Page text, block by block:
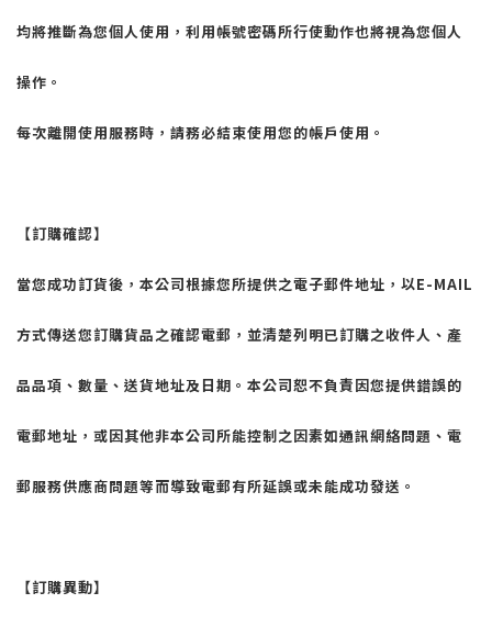
均將推斷為您個人使用，利用帳號密碼所行使動作也將視為您個人
操作。
每次離開使用服務時，請務必結束使用您的帳戶使用。
【訂購確認】
當您成功訂貨後，本公司根據您所提供之電子郵件地址，以E-MAIL
方式傳送您訂購貨品之確認電郵，並清楚列明已訂購之收件人、產
品品項、數量、送貨地址及日期。本公司恕不負責因您提供錯誤的
電郵地址，或因其他非本公司所能控制之因素如通訊網絡問題、電
郵服務供應商問題等而導致電郵有所延誤或未能成功發送。
【訂購異動】